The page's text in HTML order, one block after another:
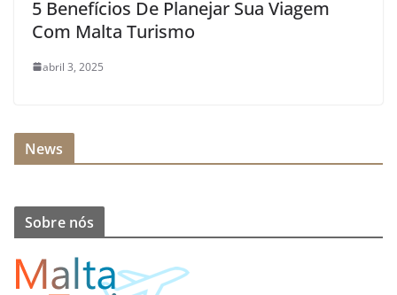
5 Benefícios De Planejar Sua Viagem
Com Malta Turismo
abril 3, 2025
News
Sobre nós